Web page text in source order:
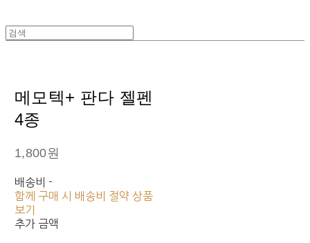
메모텍+ 판다 젤펜
4종
1,800원
배송비 -
함께 구매 시 배송비 절약 상품
보기
추가 금액